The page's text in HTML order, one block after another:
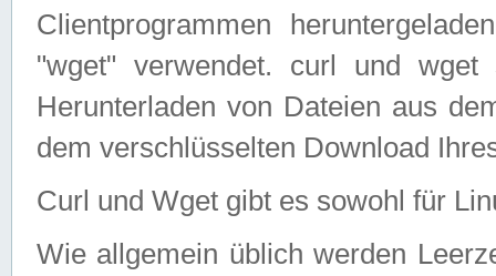
Clientprogrammen
"wget" verwendet. curl und wget
Herunterladen von Dateien aus
dem verschlüsselten Download
Curl und Wget gibt es sowohl für
Wie allgemein üblich werden